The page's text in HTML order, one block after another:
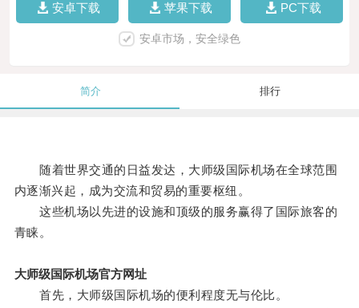
安卓下载 苹果下载 PC下载
安卓市场，安全绿色
简介 排行
随着世界交通的日益发达，大师级国际机场在全球范围
内逐渐兴起，成为交流和贸易的重要枢纽。
这些机场以先进的设施和顶级的服务赢得了国际旅客的
青睐。
大师级国际机场官方网址
首先，大师级国际机场的便利程度无与伦比。